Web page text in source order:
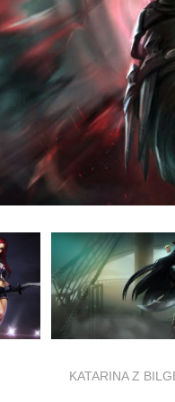
KATARINA Z